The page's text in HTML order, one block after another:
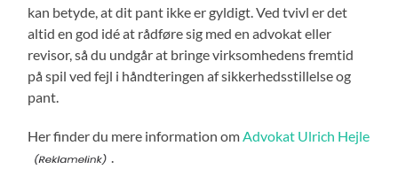
kan betyde, at dit pant ikke er gyldigt. Ved tvivl er det
altid en god idé at rådføre sig med en advokat eller
revisor, så du undgår at bringe virksomhedens fremtid
på spil ved fejl i håndteringen af sikkerhedsstillelse og
pant.
Her finder du mere information om Advokat Ulrich Hejle